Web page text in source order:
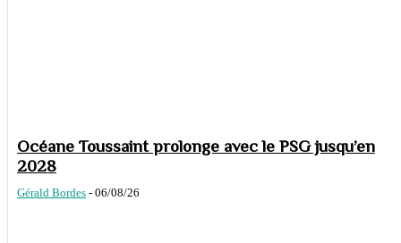
Océane Toussaint prolonge avec le PSG jusqu’en
2028
Gérald Bordes - 06/08/26